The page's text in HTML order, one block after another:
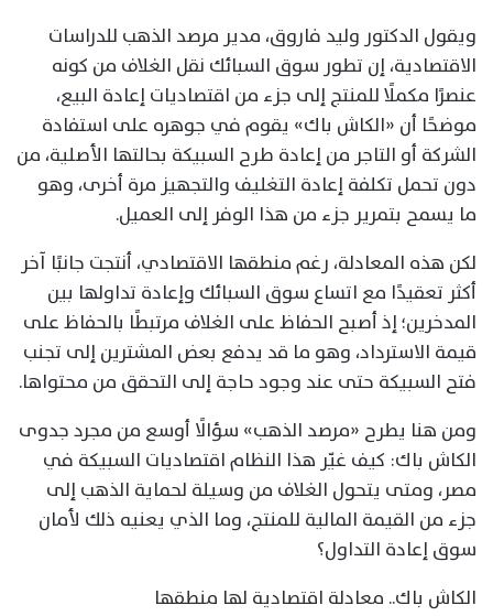
ويقول الدكتور وليد فاروق، مدير مرصد الذهب للدراسات
الاقتصادية، إن تطور سوق السبائك نقل الغلاف من كونه
عنصرًا مكملًا للمنتج إلى جزء من اقتصاديات إعادة البيع،
موضحًا أن «الكاش باك» يقوم في جوهره على استفادة
الشركة أو التاجر من إعادة طرح السبيكة بحالتها الأصلية، من
دون تحمل تكلفة إعادة التغليف والتجهيز مرة أخرى، وهو
ما يسمح بتمرير جزء من هذا الوفر إلى العميل.
لكن هذه المعادلة، رغم منطقها الاقتصادي، أنتجت جانبًا آخر
أكثر تعقيدًا مع اتساع سوق السبائك وإعادة تداولها بين
المدخرين؛ إذ أصبح الحفاظ على الغلاف مرتبطًا بالحفاظ على
قيمة الاسترداد، وهو ما قد يدفع بعض المشترين إلى تجنب
فتح السبيكة حتى عند وجود حاجة إلى التحقق من محتواها.
ومن هنا يطرح «مرصد الذهب» سؤالًا أوسع من مجرد جدوى
الكاش باك: كيف غيّر هذا النظام اقتصاديات السبيكة في
مصر، ومتى يتحول الغلاف من وسيلة لحماية الذهب إلى
جزء من القيمة المالية للمنتج، وما الذي يعنيه ذلك لأمان
سوق إعادة التداول؟
الكاش باك.. معادلة اقتصادية لها منطقها